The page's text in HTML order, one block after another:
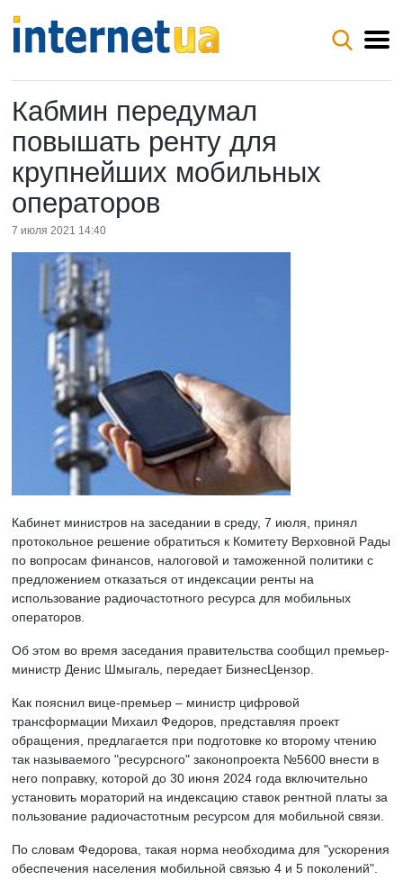
Кабмин передумал
повышать ренту для
крупнейших мобильных
операторов
7 июля 2021 14:40
Кабинет министров на заседании в среду, 7 июля, принял
протокольное решение обратиться к Комитету Верховной Рады
по вопросам финансов, налоговой и таможенной политики с
предложением отказаться от индексации ренты на
использование радиочастотного ресурса для мобильных
операторов.
Об этом во время заседания правительства сообщил премьер-
министр Денис Шмыгаль, передает БизнесЦензор.
Как пояснил вице-премьер – министр цифровой
трансформации Михаил Федоров, представляя проект
обращения, предлагается при подготовке ко второму чтению
так называемого "ресурсного" законопроекта №5600 внести в
него поправку, которой до 30 июня 2024 года включительно
установить мораторий на индексацию ставок рентной платы за
пользование радиочастотным ресурсом для мобильной связи.
По словам Федорова, такая норма необходима для "ускорения
обеспечения населения мобильной связью 4 и 5 поколений".